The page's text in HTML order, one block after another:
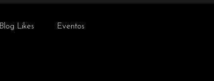
Blog Likes Eventos